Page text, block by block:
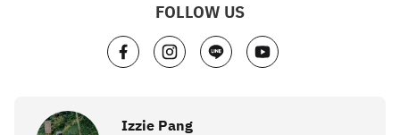
FOLLOW US
Izzie Pang